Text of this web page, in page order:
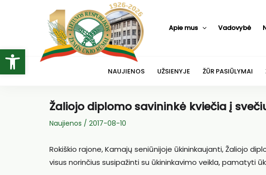
Open toolbar
Apie mus Vadovybė
NAUJIENOS UŽSIENYJE ŽŪR PASIŪLYMAI
Žaliojo diplomo savininkė kviečia į
Naujienos / 2017-08-10
Rokiškio rajone, Kamajų seniūnijoje ūkininkaujanti, Žaliojo
visus norinčius susipažinti su ūkininkavimo veikla, pamatyti